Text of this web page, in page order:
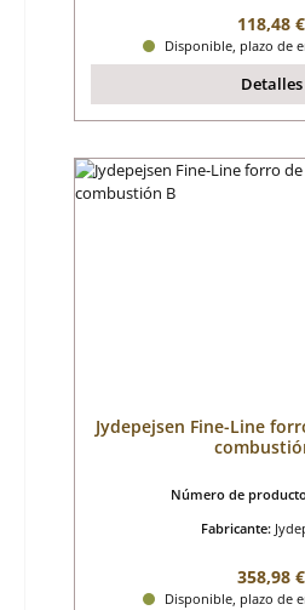
Precio
118,48 €
Disponible, plazo de
Detalles
Jydepejsen Fine-Line
Número de
Fabricante:
Precio
358,98 €
Disponible, plazo de